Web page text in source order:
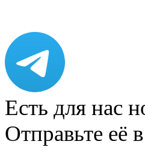
Есть для нас
Отправьте её